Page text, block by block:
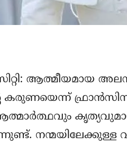
ആത്മീയമായ
ഫ്രാന്‍സിസ്
നന്മയിലേക്കുള്ള